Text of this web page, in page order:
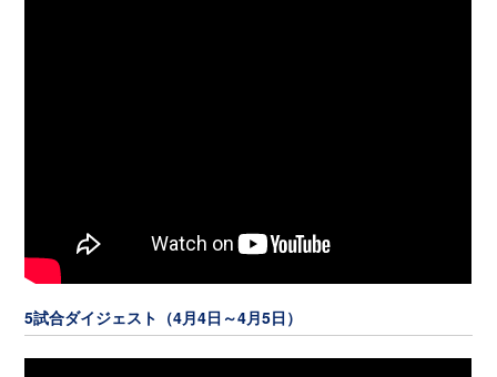
5試合ダイジェスト（4月4日～4月5日）